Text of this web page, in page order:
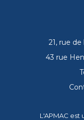
21, rue
43 rue
L'APMAC est